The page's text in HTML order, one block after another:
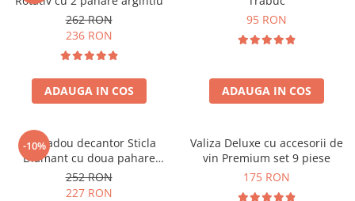
262 RON
236 RON
ADAUGA IN COS
95 RON
ADAUGA IN COS
-10%
Set cadou decantor Sticla
Diamant cu doua pahare
Deluxe
252 RON
227 RON
Valiza Deluxe cu accesorii de
vin Premium set 9 piese
175 RON